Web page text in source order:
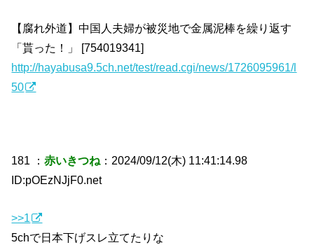
【腐れ外道】中国人夫婦が被災地で金属泥棒を繰り返す
「貰った！」 [754019341]
http://hayabusa9.5ch.net/test/read.cgi/news/1726095961/l
50
181 ：赤いきつね ：2024/09/12(木) 11:41:14.98
ID:pOEzNJjF0.net
>>1
5chで日本下げスレ立てたりな